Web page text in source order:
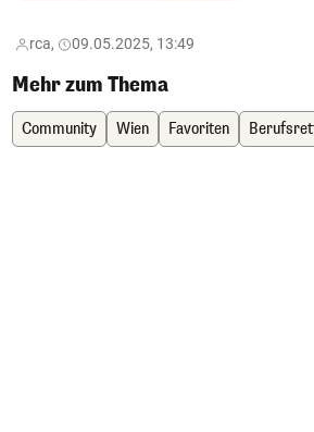
rca, 09.05.2025, 13:49
Mehr zum Thema
Community Wien Favoriten